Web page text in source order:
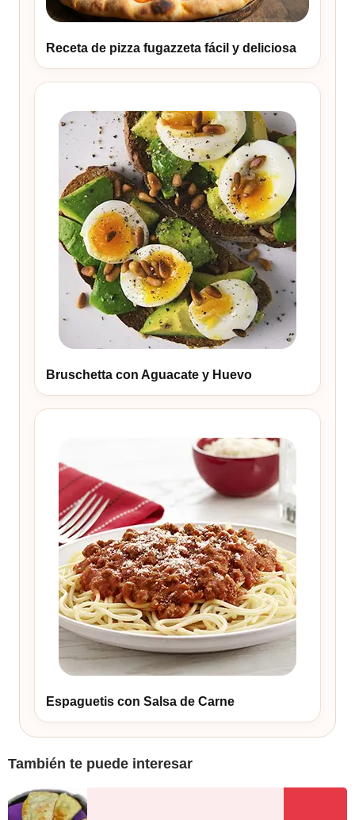
Receta de pizza fugazzeta fácil y deliciosa
Bruschetta con Aguacate y Huevo
Espaguetis con Salsa de Carne
También te puede interesar